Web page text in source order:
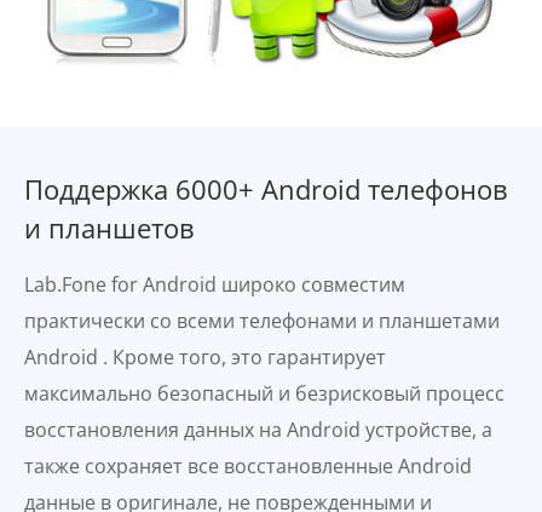
Поддержка 6000+ Android телефонов
и планшетов
Lab.Fone for Android широко совместим
практически со всеми телефонами и планшетами
Android . Кроме того, это гарантирует
максимально безопасный и безрисковый процесс
восстановления данных на Android устройстве, а
также сохраняет все восстановленные Android
данные в оригинале, не поврежденными и